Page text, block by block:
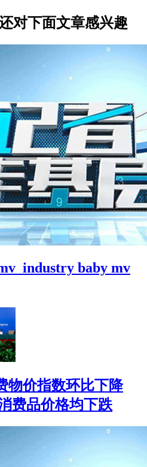
对下面文章感兴趣
baby mv
物价指数环比下降
费品价格均下跌